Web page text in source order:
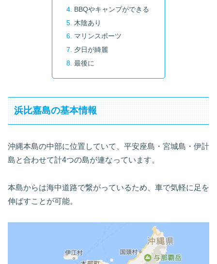
BBQやキャンプができる
木陰あり
マリンスポーツ
夕日が綺麗
最後に
浜比嘉島の基本情報
沖縄本島の中部に位置していて、平安座島・宮城島・伊計
島と合わせて計4つの島が連なっています。
本島からは海中道路で繋がっているため、車で気軽に足を
伸ばすことが可能。